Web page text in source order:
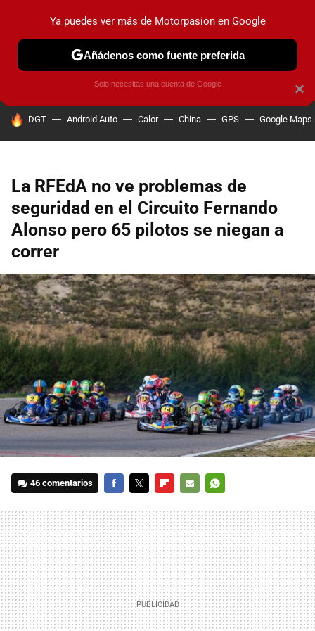
PRUEBAS COCHES ELÉCTRICOS OBSERVATORIO
HOY SE HABLA DE
DGT Android Auto Calor China GPS Google Maps
La RFEdA no ve problemas de
seguridad en el Circuito Fernando
Alonso pero 65 pilotos se niegan a
correr
46 comentarios
MAIL
×
Ya puedes ver más de Motorpasion en Google
Añádenos como fuente preferida
Solo necesitas una cuenta de Google